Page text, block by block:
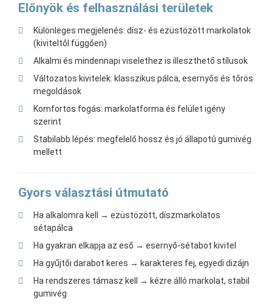
Előnyök és felhasználási területek
Különleges megjelenés: dísz- és ezüstözött markolatok
(kiviteltől függően)
Alkalmi és mindennapi viselethez is illeszthető stílusok
Változatos kivitelek: klasszikus pálca, esernyős és tőrös
megoldások
Komfortos fogás: markolatforma és felület igény
szerint
Stabilabb lépés: megfelelő hossz és jó állapotú gumivég
mellett
Gyors választási útmutató
Ha alkalomra kell → ezüstözött, díszmarkolatos
sétapálca
Ha gyakran elkapja az eső → esernyő-sétabot kivitel
Ha gyűjtői darabot keres → karakteres fej, egyedi dizájn
Ha rendszeres támasz kell → kézre álló markolat, stabil
gumivég